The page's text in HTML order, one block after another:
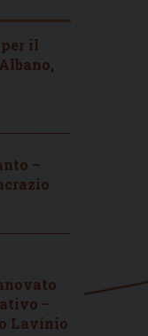
il
–
–
Lavinio